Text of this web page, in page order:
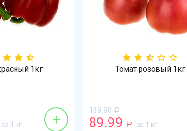
1кг
за 1 кг +
Томат розовый 1кг
139.90 Р
89.99 Р за 1 кг